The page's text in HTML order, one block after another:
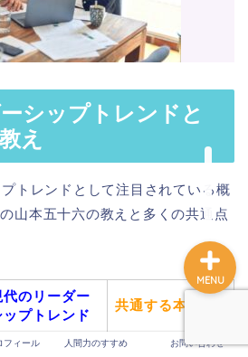
シップトレンドと
え
トレンドとして注目されている概
山本五十六の教えと多くの共通点
代のリーダー
ップトレンド
共通する本質
ーバントリー
フィール 人間力のすすめ お問い合わせ
MENU
ホーム
人間力のすすめ